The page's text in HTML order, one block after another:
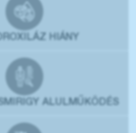
HIÁNY
ALULMŰKÖDÉS